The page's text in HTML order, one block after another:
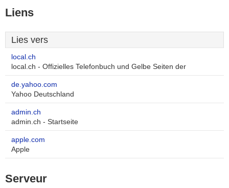
Liens
Lies vers
local.ch
local.ch - Offizielles Telefonbuch und Gelbe Seiten der
de.yahoo.com
Yahoo Deutschland
admin.ch
admin.ch - Startseite
apple.com
Apple
Serveur